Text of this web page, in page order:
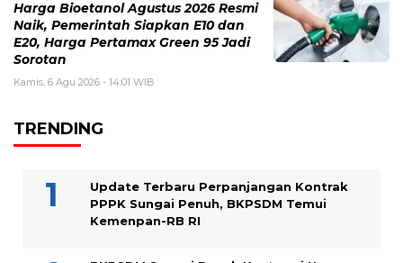
Harga Bioetanol Agustus 2026 Resmi
Naik, Pemerintah Siapkan E10 dan
E20, Harga Pertamax Green 95 Jadi
Sorotan
Kamis, 6 Agu 2026 - 14:01 WIB
TRENDING
Update Terbaru Perpanjangan Kontrak
PPPK Sungai Penuh, BKPSDM Temui
Kemenpan-RB RI